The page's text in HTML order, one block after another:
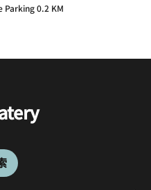
Parking 0.2 KM